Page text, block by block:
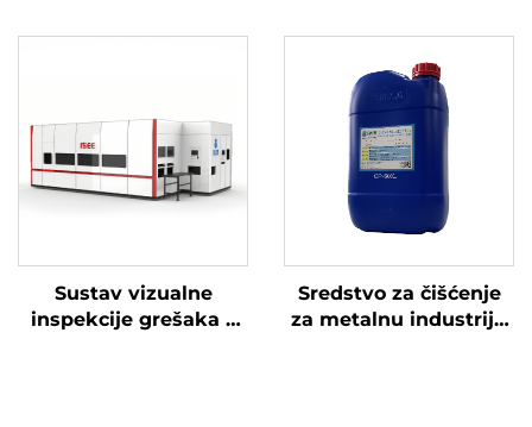
Sustav vizualne
inspekcije grešaka –
Sredstvo za čišćenje
za metalnu industriju